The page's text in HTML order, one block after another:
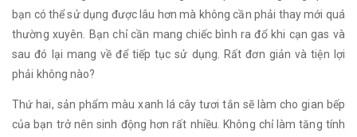
bạn có thể sử dụng được lâu hơn mà không cần phải thay mới quá
thường xuyên. Bạn chỉ cần mang chiếc bình ra đổ khi cạn gas và
sau đó lại mang về để tiếp tục sử dụng. Rất đơn giản và tiện lợi
phải không nào?
Thứ hai, sản phẩm màu xanh lá cây tươi tắn sẽ làm cho gian bếp
của bạn trở nên sinh động hơn rất nhiều. Không chỉ làm tăng tính